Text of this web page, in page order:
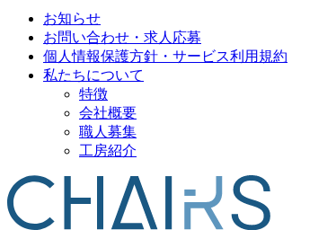
お知らせ
お問い合わせ・求人応募
個人情報保護方針・サービス利用規約
私たちについて
特徴
会社概要
職人募集
工房紹介